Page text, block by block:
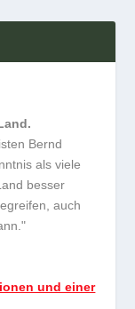
Bernd
als viele
besser
auch
und einer